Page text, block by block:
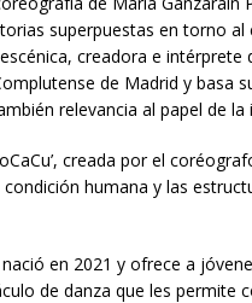
superpuestas en torno
creadora e
de Madrid y basa
relevancia al papel de la
creada por el
humana y las
nació en 2021 y ofrece a
de danza que les permite